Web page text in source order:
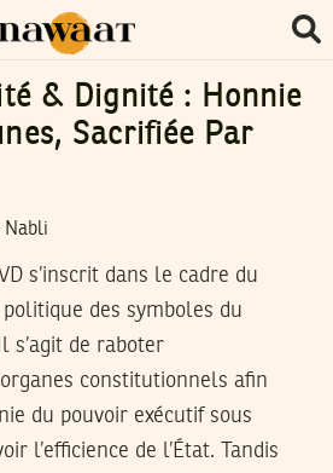
& Dignité : Honnie
Sacrifiée Par
Nabli
s’inscrit dans le cadre du
des symboles du
s’agit de raboter
organes constitutionnels afin
du pouvoir exécutif sous
l’efficience de l’État. Tandis